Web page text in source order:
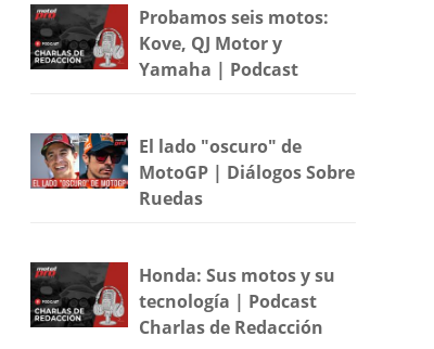
Probamos seis motos:
Kove, QJ Motor y
Yamaha | Podcast
El lado "oscuro" de
MotoGP | Diálogos Sobre
Ruedas
Honda: Sus motos y su
tecnología | Podcast
Charlas de Redacción